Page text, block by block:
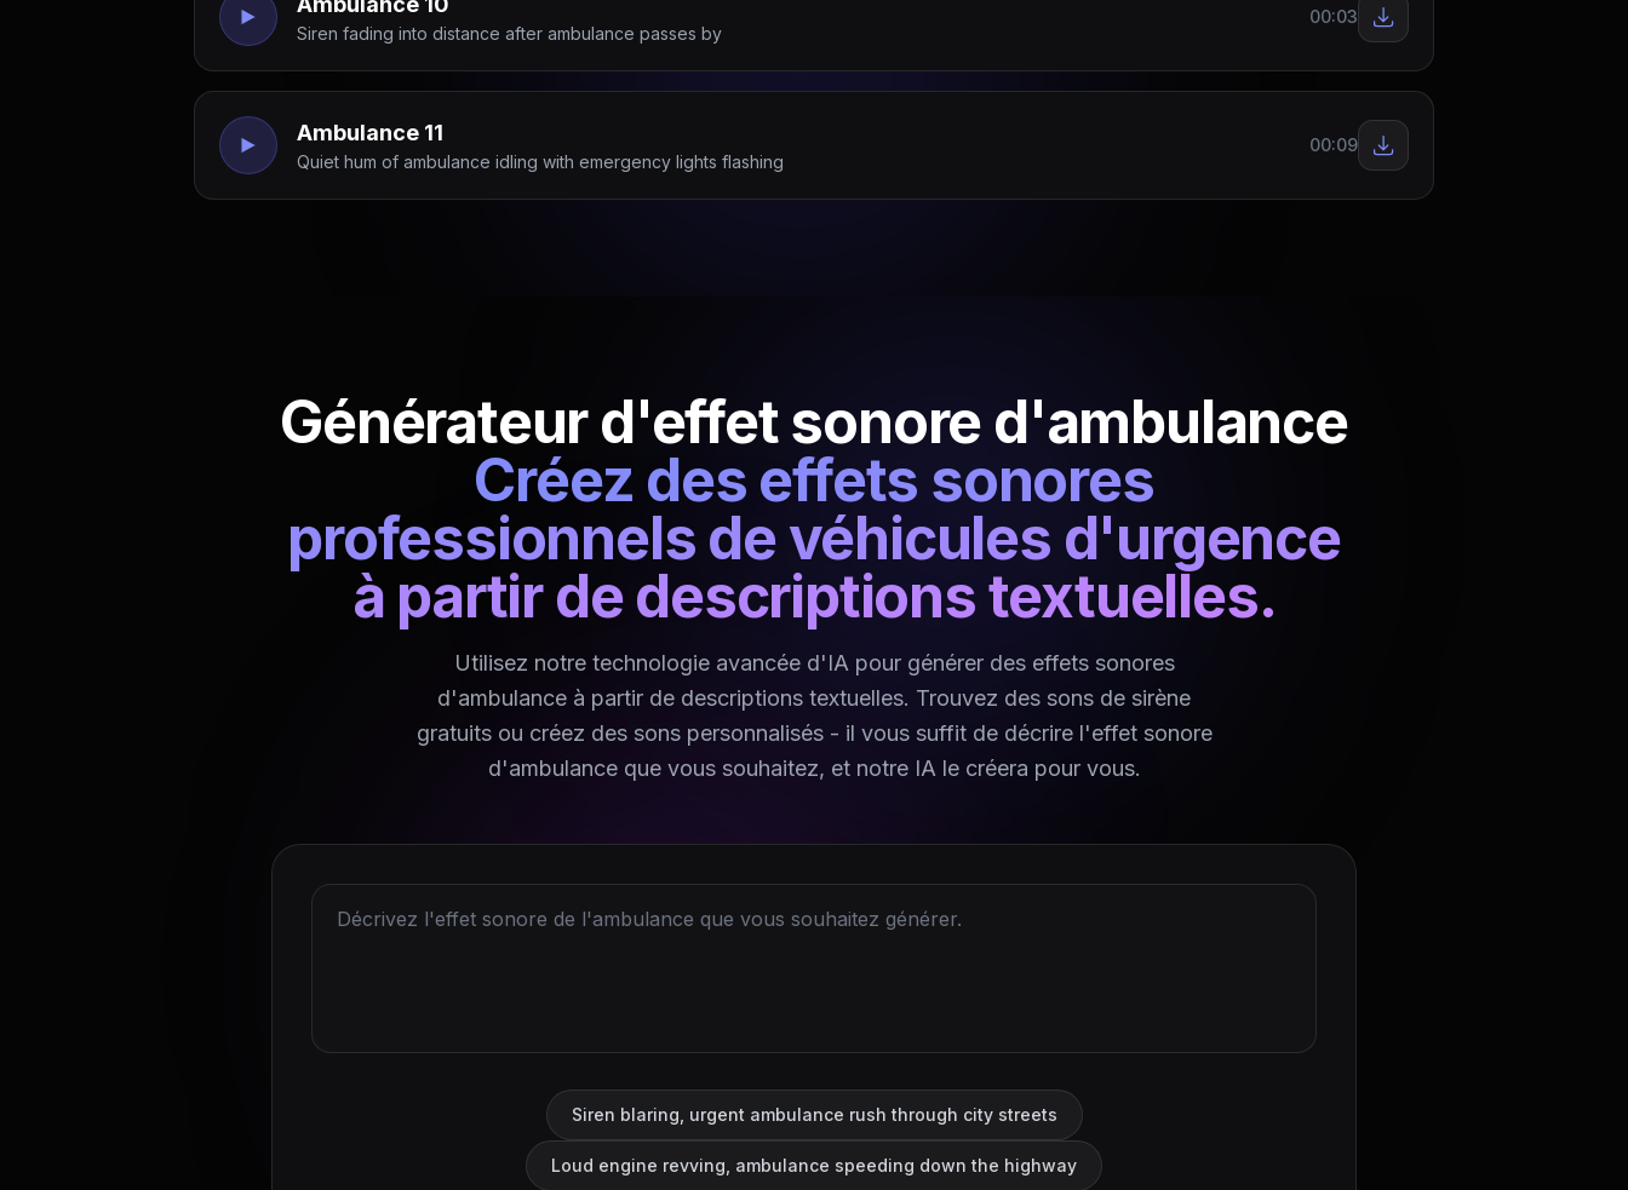
Siren fading into distance after ambulance passes by
00:03
Ambulance 11
Quiet hum of ambulance idling with emergency lights flashing
00:09
Générateur d'effet sonore d'ambulance
Créez des effets sonores
professionnels de véhicules d'urgence
à partir de descriptions textuelles.
Utilisez notre technologie avancée d'IA pour générer des effets sonores
d'ambulance à partir de descriptions textuelles. Trouvez des sons de sirène
gratuits ou créez des sons personnalisés - il vous suffit de décrire l'effet sonore
d'ambulance que vous souhaitez, et notre IA le créera pour vous.
Siren blaring, urgent ambulance rush through city streets
Loud engine revving, ambulance speeding down the highway